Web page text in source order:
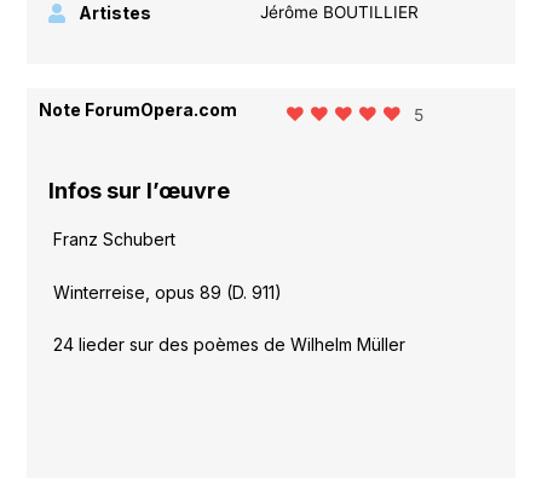
Artistes Jérôme BOUTILLIER
Note ForumOpera.com 5
Infos sur l’œuvre
Franz Schubert
Winterreise, opus 89 (D. 911)
24 lieder sur des poèmes de Wilhelm Müller